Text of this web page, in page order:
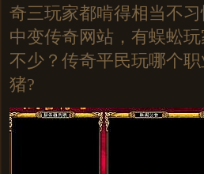
奇三玩家都啃得相当不
中变传奇网站，有蜈蚣
不少？传奇平民玩哪个
猪?